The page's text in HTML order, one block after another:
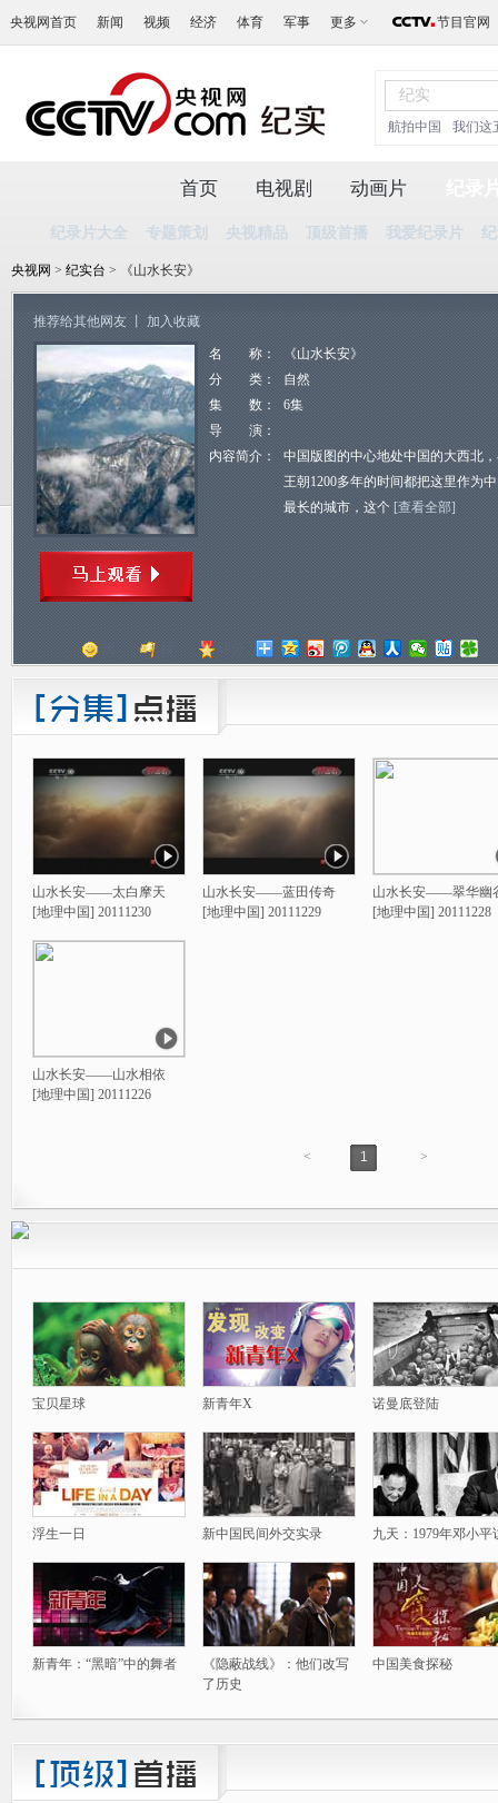
央视网首页 新闻 视频 经济 体育 军事 更多 节目官网
航拍中国 我们这
首页 电视剧 动画片
纪录片大全 专题策划 央视精品 顶级首播 我爱纪录片
央视网 > 纪实台 > 《山水长安》
推荐给其他网友 加入收藏
名 称：
《山水长安》
分 类：
自然
集 数：
6集
导 演：
内容简介：
中国版图的中心地处中国的大西北
王朝1200多年的时间都把这里作为
最长的城市，这个 [查看全部]
山水长安——太白摩天
[地理中国] 20111230
山水长安——蓝田传奇
[地理中国] 20111229
山水长安——翠华幽
[地理中国] 20111228
山水长安——山水相依
[地理中国] 20111226
< 1 >
宝贝星球 新青年X 诺曼底登陆
浮生一日 新中国民间外交实录 九天：1979年邓小平
新青年：“黑暗”中的舞者
《隐蔽战线》：他们改写
了历史
中国美食探秘